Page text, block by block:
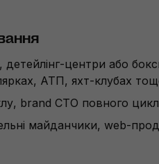
детейлінг-центри або
АТП, яхт-клубах
brand СТО повного
майданчики, web-